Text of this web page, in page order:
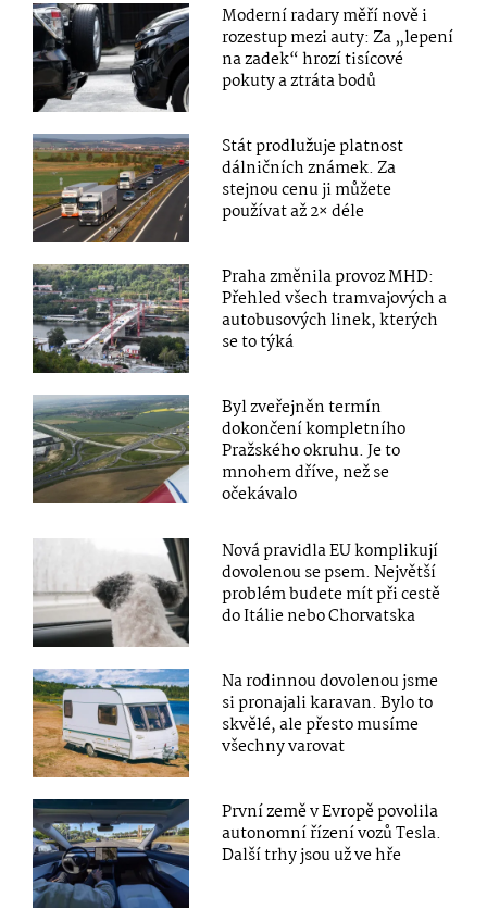
Moderní radary měří nově i
rozestup mezi auty: Za „lepení
na zadek“ hrozí tisícové
pokuty a ztráta bodů
Stát prodlužuje platnost
dálničních známek. Za
stejnou cenu ji můžete
používat až 2× déle
Praha změnila provoz MHD:
Přehled všech tramvajových a
autobusových linek, kterých
se to týká
Byl zveřejněn termín
dokončení kompletního
Pražského okruhu. Je to
mnohem dříve, než se
očekávalo
Nová pravidla EU komplikují
dovolenou se psem. Největší
problém budete mít při cestě
do Itálie nebo Chorvatska
Na rodinnou dovolenou jsme
si pronajali karavan. Bylo to
skvělé, ale přesto musíme
všechny varovat
První země v Evropě povolila
autonomní řízení vozů Tesla.
Další trhy jsou už ve hře